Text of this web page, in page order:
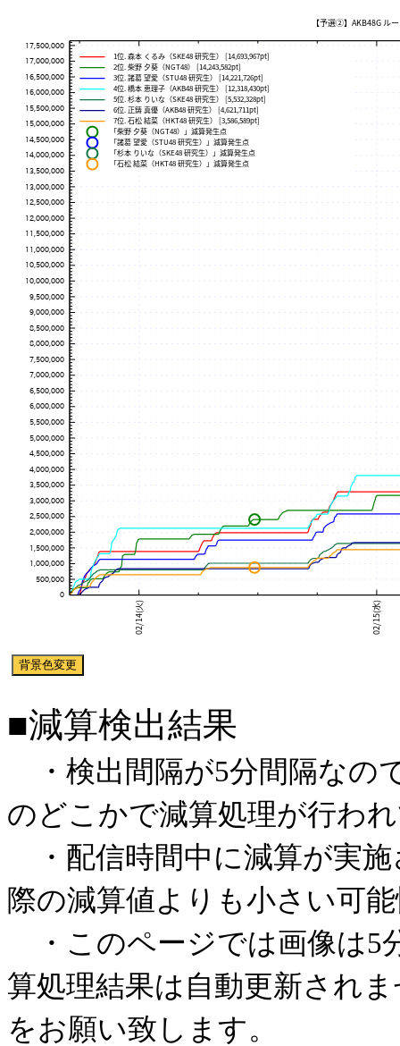
■減算検出結果
・検出間隔が5分間隔なの
のどこかで減算処理が行わ
・配信時間中に減算が実
際の減算値よりも小さい可
・このページでは画像は5
算処理結果は自動更新され
をお願い致します。